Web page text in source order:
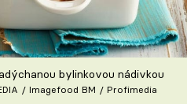
bylinkovou nádivkou
/ Imagefood BM / Profimedia